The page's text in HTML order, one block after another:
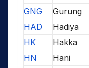
GNG
Gurung
HAD
Hadiya
HK
Hakka
HN
Hani